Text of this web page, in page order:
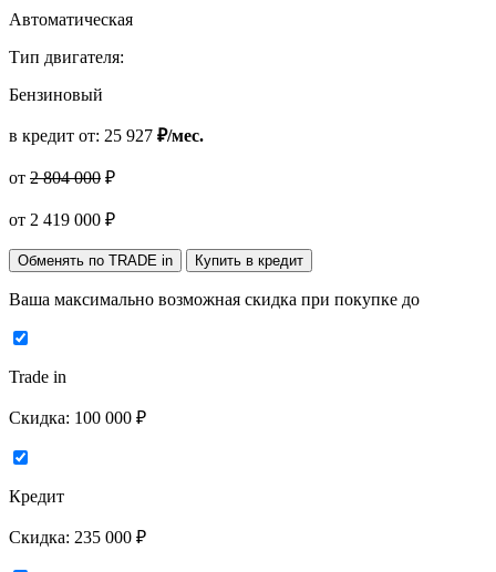
Автоматическая
Тип двигателя:
Бензиновый
в кредит от: 25 927 ₽/мес.
от 2 804 000 ₽
от 2 419 000 ₽
Обменять по TRADE in Купить в кредит
Ваша максимально возможная скидка при покупке до
Trade in
Скидка: 100 000 ₽
Кредит
Скидка: 235 000 ₽